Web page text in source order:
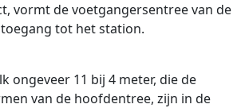
vormt de voetgangersentree van de
tot het station.
ongeveer 11 bij 4 meter, die de
van de hoofdentree, zijn in de